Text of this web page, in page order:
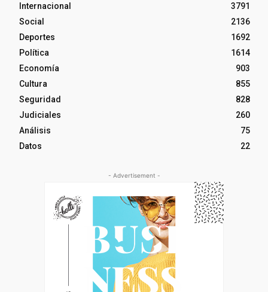
Internacional
3791
Social
2136
Deportes
1692
Política
1614
Economía
903
Cultura
855
Seguridad
828
Judiciales
260
Análisis
75
Datos
22
- Advertisement -